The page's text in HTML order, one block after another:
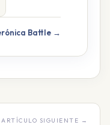
Battle →
ARTÍCULO SIGUIENTE →